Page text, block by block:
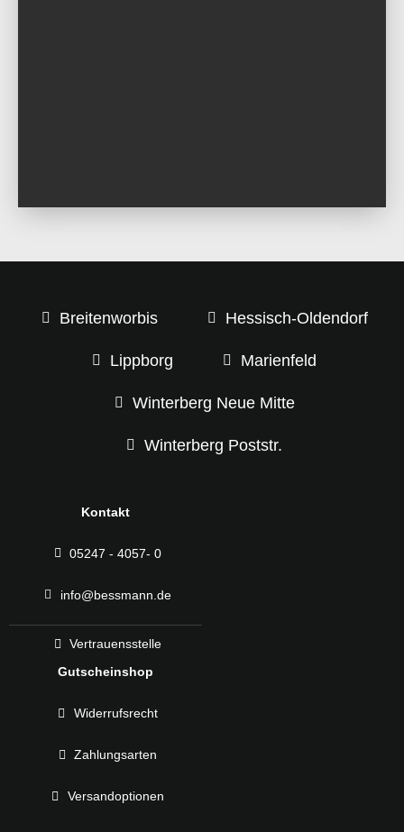
Breitenworbis Hessisch-Oldendorf
Lippborg Marienfeld
Winterberg Neue Mitte
Winterberg Poststr.
Kontakt
05247 - 4057- 0
info@bessmann.de
Vertrauensstelle
Gutscheinshop
Widerrufsrecht
Zahlungsarten
Versandoptionen